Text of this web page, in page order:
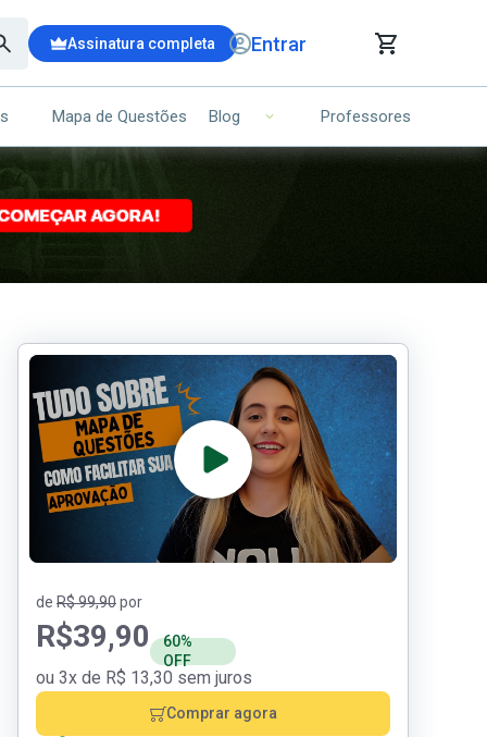
Assinatura completa Entrar
DE COMPRAS
(00)
Ops!
Seu carrinho ainda está vazio.
Mapa de Questões Blog Professores
de R$ 99,90por
R$39,90
60%
OFF
ou 3x de R$ 13,30 sem juros
Comprar agora